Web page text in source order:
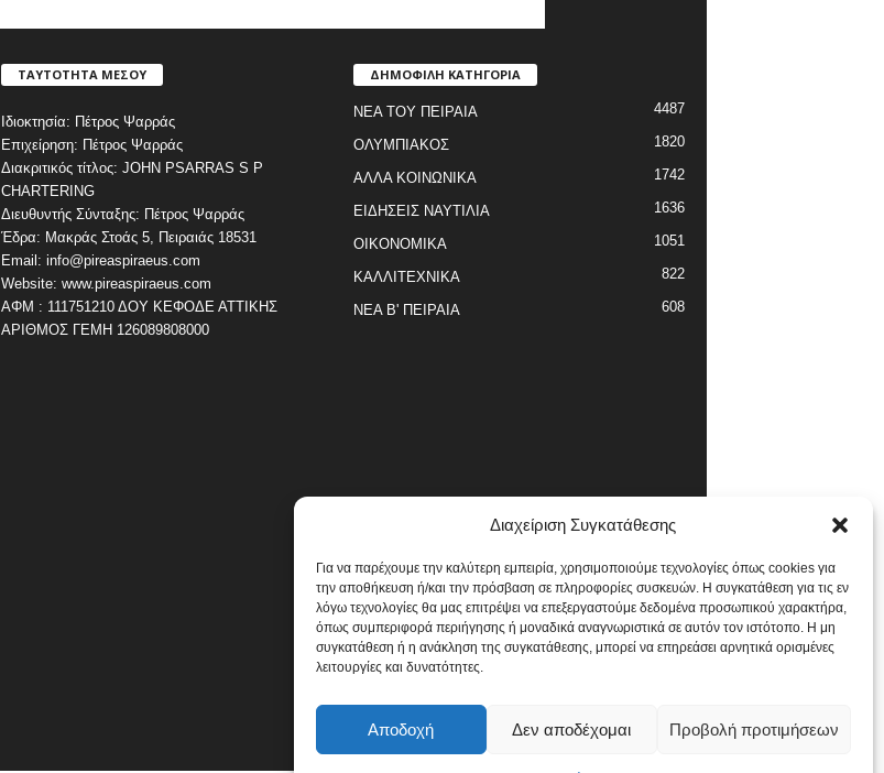
Διαχείριση Συγκατάθεσης
Για να παρέχουμε την καλύτερη εμπειρία, χρησιμοποιούμε τεχνολογίες όπως cookies για
την αποθήκευση ή/και την πρόσβαση σε πληροφορίες συσκευών. Η συγκατάθεση για τις εν
λόγω τεχνολογίες θα μας επιτρέψει να επεξεργαστούμε δεδομένα προσωπικού χαρακτήρα,
όπως συμπεριφορά περιήγησης ή μοναδικά αναγνωριστικά σε αυτόν τον ιστότοπο. Η μη
συγκατάθεση ή η ανάκληση της συγκατάθεσης, μπορεί να επηρεάσει αρνητικά ορισμένες
λειτουργίες και δυνατότητες.
Αποδοχή Δεν αποδέχομαι Προβολή προτιμήσεων
ΤΑΥΤΟΤΗΤΑ ΜΕΣΟΥ
Ιδιοκτησία: Πέτρος Ψαρράς
Επιχείρηση: Πέτρος Ψαρράς
Διακριτικός τίτλος: JOHN PSARRAS S P
CHARTERING
Διευθυντής Σύνταξης: Πέτρος Ψαρράς
Έδρα: Μακράς Στοάς 5, Πειραιάς 18531
Email: info@pireaspiraeus.com
Website: www.pireaspiraeus.com
ΑΦΜ : 111751210 ΔΟΥ ΚΕΦΟΔΕ ΑΤΤΙΚΗΣ
ΑΡΙΘΜΟΣ ΓΕΜΗ 126089808000
ΔΗΜΟΦΙΛΗ ΚΑΤΗΓΟΡΙΑ
ΝΕΑ ΤΟΥ ΠΕΙΡΑΙΑ 4487
ΟΛΥΜΠΙΑΚΟΣ 1820
ΑΛΛΑ ΚΟΙΝΩΝΙΚΑ 1742
ΕΙΔΗΣΕΙΣ ΝΑΥΤΙΛΙΑ 1636
ΟΙΚΟΝΟΜΙΚΑ 1051
ΚΑΛΛΙΤΕΧΝΙΚΑ 822
ΝΕΑ Β' ΠΕΙΡΑΙΑ 608